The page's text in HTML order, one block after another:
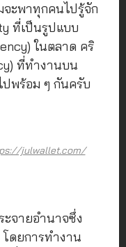
ะพาทุกคนไปรู้จัก
ที่เป็นรูปแบบ
ในตลาด คริ
ที่ทำงานบน
พร้อม ๆ กันครับ
julwallet.com/
ะจายอำนาจซึ่ง
ดยการทำงาน